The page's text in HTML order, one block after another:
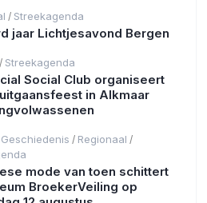
/ Streekagenda
jaar Lichtjesavond Bergen
/ Streekagenda
Social Club organiseert
in Alkmaar
Geschiedenis / Regionaal /
mode van toen schittert
BroekerVeiling op